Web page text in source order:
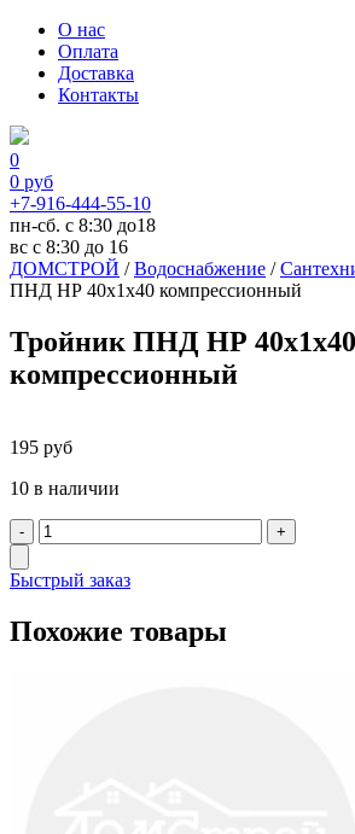
О нас
Оплата
Доставка
Контакты
0
0 руб
+7-916-444-55-10
пн-сб. с 8:30 до18
вс с 8:30 до 16
ДОМСТРОЙ /Водоснабжение /
ПНД НР 40х1х40 компрессионный
Тройник ПНД НР 40х1х40
компрессионный
195 руб
10 в наличии
Быстрый заказ
Похожие товары